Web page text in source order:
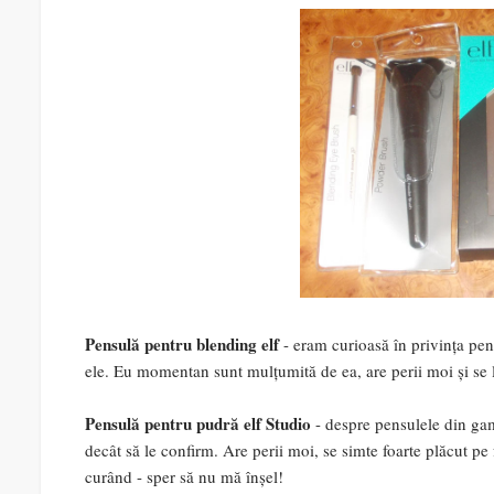
Pensulă pentru blending elf- eram curioasă în privința
ele. Eu momentan sunt mulțumită de ea, are perii moi și se
Pensulă pentru pudră elf Studio - despre pensulele din
decât să le confirm. Are perii moi, se simte foarte plăcut
curând - sper să nu mă înșel!